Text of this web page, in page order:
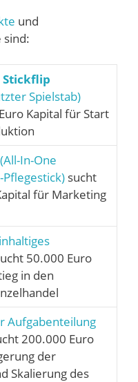
und
sind:
Stickflip
Spielstab)
Kapital für Start
(All-In-One
sucht
für Marketing
50.000 Euro
in den
Aufgabenteilung
200.000 Euro
der
Skalierung des